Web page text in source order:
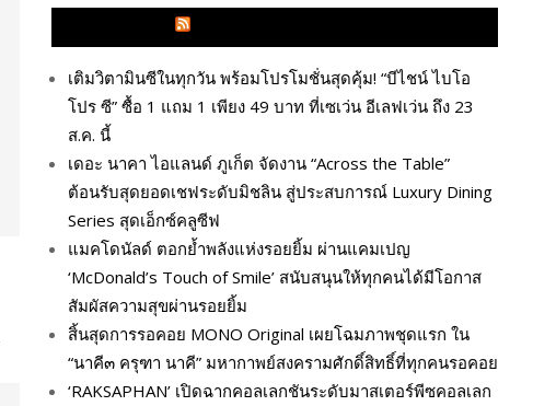
เติมวิตามินซีในทุกวัน พร้อมโปรโมชั่นสุดคุ้ม! “บีไชน์ ไบโอ
โปร ซี” ซื้อ 1 แถม 1 เพียง 49 บาท ที่เซเว่น อีเลฟเว่น ถึง 23
ส.ค. นี้
เดอะ นาคา ไอแลนด์ ภูเก็ต จัดงาน “Across the Table”
ต้อนรับสุดยอดเชฟระดับมิชลิน สู่ประสบการณ์ Luxury Dining
Series สุดเอ็กซ์คลูซีฟ
แมคโดนัลด์ ตอกย้ำพลังแห่งรอยยิ้ม ผ่านแคมเปญ
‘McDonald’s Touch of Smile’ สนับสนุนให้ทุกคนได้มีโอกาส
สัมผัสความสุขผ่านรอยยิ้ม
สิ้นสุดการรอคอย MONO Original เผยโฉมภาพชุดแรก ใน
“นาคี๓ ครุฑา นาคี” มหากาพย์สงครามศักดิ์สิทธิ์ที่ทุกคนรอคอย
‘RAKSAPHAN’ เปิดฉากคอลเลกชันระดับมาสเตอร์พีซคอลเลก